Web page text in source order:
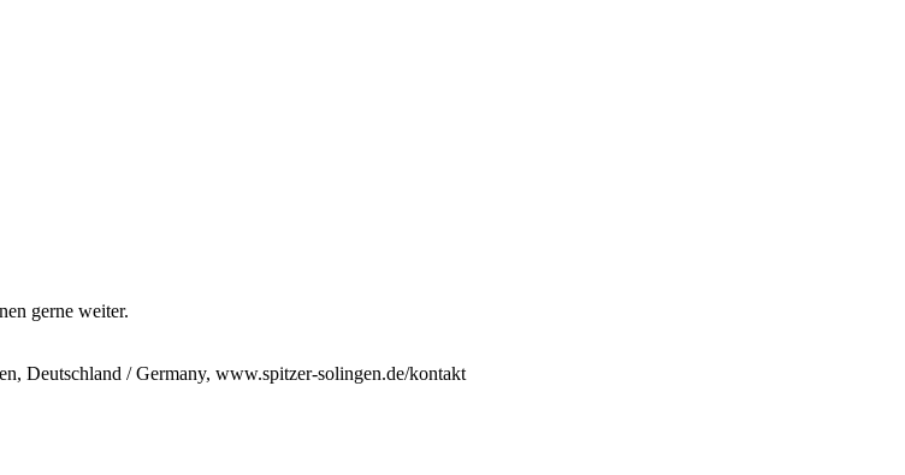
gerne weiter.
Deutschland / Germany, www.spitzer-solingen.de/kontakt